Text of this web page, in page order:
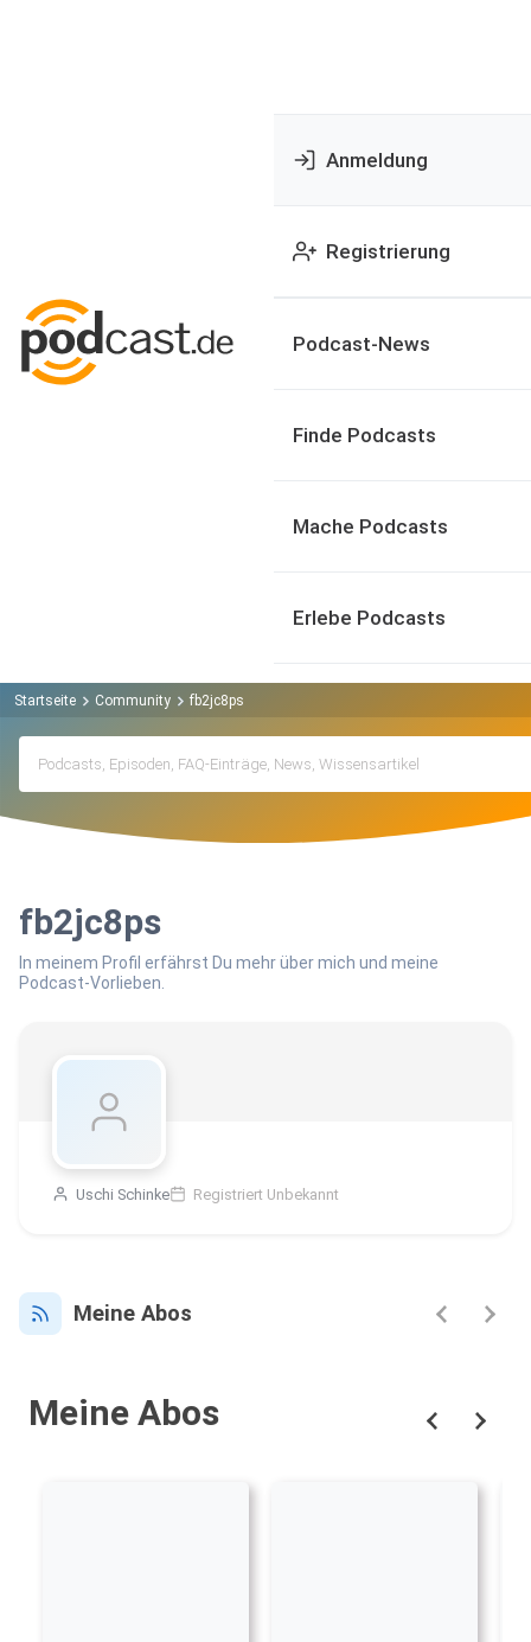
Anmeldung
Registrierung
Podcast-News
Finde Podcasts
Mache Podcasts
Erlebe Podcasts
Startseite Community fb2jc8ps
fb2jc8ps
In meinem Profil erfährst Du mehr über mich und meine
Podcast-Vorlieben.
Uschi Schinke Registriert Unbekannt
Meine Abos
Meine Abos